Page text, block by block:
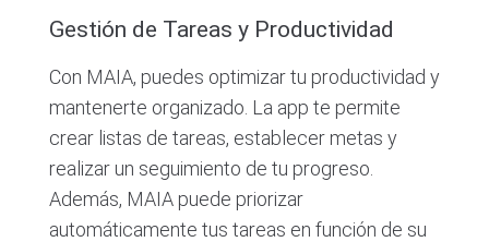
Gestión de Tareas y Productividad
Con MAIA, puedes optimizar tu productividad y
mantenerte organizado. La app te permite
crear listas de tareas, establecer metas y
realizar un seguimiento de tu progreso.
Además, MAIA puede priorizar
automáticamente tus tareas en función de su